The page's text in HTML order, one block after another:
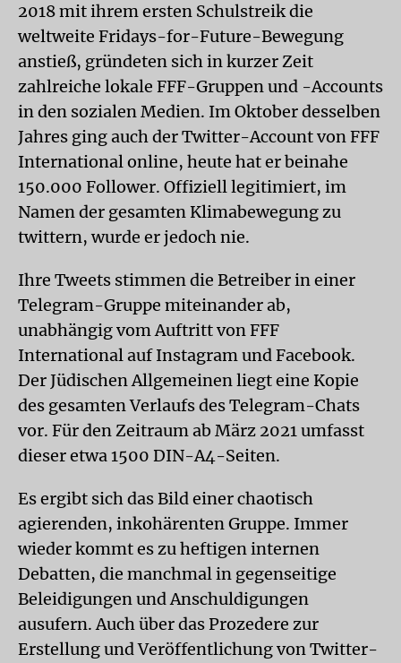
2018 mit ihrem ersten Schulstreik die
weltweite Fridays-for-Future-Bewegung
anstieß, gründeten sich in kurzer Zeit
zahlreiche lokale FFF-Gruppen und -Accounts
in den sozialen Medien. Im Oktober desselben
Jahres ging auch der Twitter-Account von FFF
International online, heute hat er beinahe
150.000 Follower. Offiziell legitimiert, im
Namen der gesamten Klimabewegung zu
twittern, wurde er jedoch nie.
Ihre Tweets stimmen die Betreiber in einer
Telegram-Gruppe miteinander ab,
unabhängig vom Auftritt von FFF
International auf Instagram und Facebook.
Der Jüdischen Allgemeinen liegt eine Kopie
des gesamten Verlaufs des Telegram-Chats
vor. Für den Zeitraum ab März 2021 umfasst
dieser etwa 1500 DIN-A4-Seiten.
Es ergibt sich das Bild einer chaotisch
agierenden, inkohärenten Gruppe. Immer
wieder kommt es zu heftigen internen
Debatten, die manchmal in gegenseitige
Beleidigungen und Anschuldigungen
ausufern. Auch über das Prozedere zur
Erstellung und Veröffentlichung von Twitter-